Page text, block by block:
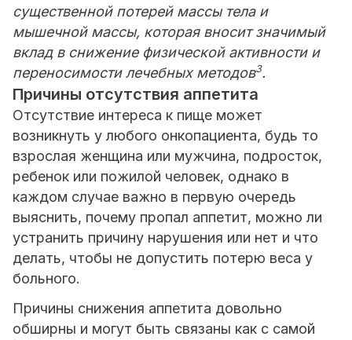
существенной потерей массы тела и
мышечной массы, которая вносит значимый
вклад в снижение физической активности и
переносимости лечебных методов3.
Причины отсутствия аппетита
Отсутствие интереса к пище может
возникнуть у любого онкопациента, будь то
взрослая женщина или мужчина, подросток,
ребенок или пожилой человек, однако в
каждом случае важно в первую очередь
выяснить, почему пропал аппетит, можно ли
устранить причину нарушения или нет и что
делать, чтобы не допустить потерю веса у
больного.
Причины снижения аппетита довольно
обширны и могут быть связаны как с самой